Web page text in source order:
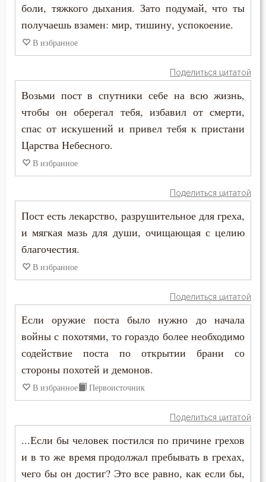
Развлечение
Раздражительность
Раскаяние
Ревность по Богу
Решимость
Родители
Ропот
Роскошь
Самолюбие
Самомнение
Самообладание
Свобода
Святость
Священники
боли, тяжкого дыхания. Зато подумай, что ты
получаешь взамен: мир, тишину, успокоение.
В избранное
Поделиться цитатой
Возьми пост в спутники себе на всю жизнь,
чтобы он оберегал тебя, избавил от смерти,
спас от искушений и привел тебя к пристани
Царства Небесного.
В избранное
Поделиться цитатой
Пост есть лекарство, разрушительное для греха,
и мягкая мазь для души, очищающая с целию
благочестия.
В избранное
Поделиться цитатой
Если оружие поста было нужно до начала
войны с похотями, то гораздо более необходимо
содействие поста по открытии брани со
стороны похотей и демонов.
В избранное Первоисточник
Поделиться цитатой
...Если бы человек постился по причине грехов
и в то же время продолжал пребывать в грехах,
чего бы он достиг? Это все равно, как если бы,